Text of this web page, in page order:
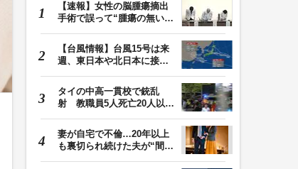
【速報】女性の脳腫瘍摘出
手術で誤って“腫瘍の無い部
【台風情報】台風15号は来
週、東日本や北日本に接近
タイの中高一貫校で銃乱
射 教職員5人死亡20人以上
妻が自宅で不倫…20年以上
も裏切られ続けた夫が“間